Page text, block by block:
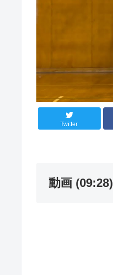
Twitter
動画 (09:28)